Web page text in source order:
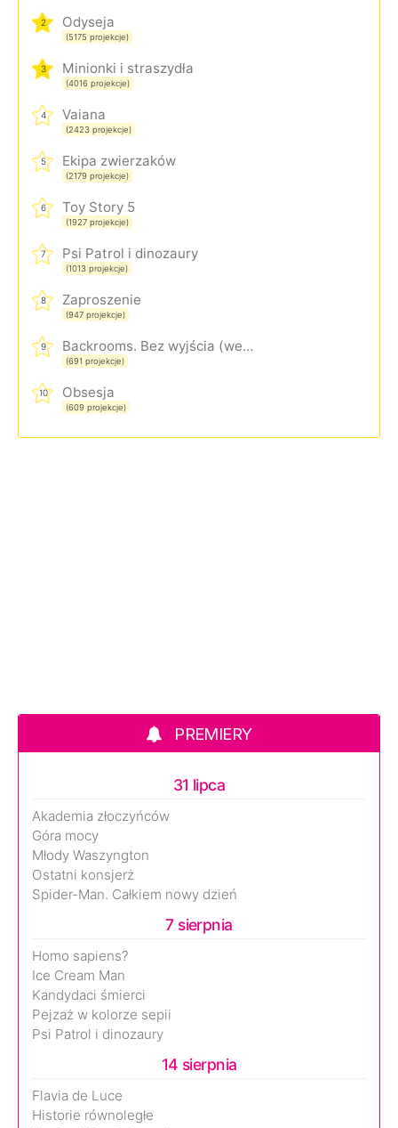
2 Odyseja
(5175 projekcje)
3 Minionki i straszydła
(4016 projekcje)
4 Vaiana
(2423 projekcje)
5 Ekipa zwierzaków
(2179 projekcje)
6 Toy Story 5
(1927 projekcje)
7 Psi Patrol i dinozaury
(1013 projekcje)
8 Zaproszenie
(947 projekcje)
9 Backrooms. Bez wyjścia (wersja rozszerzona)
(691 projekcje)
10 Obsesja
(609 projekcje)
PREMIERY
31 lipca
Akademia złoczyńców
Góra mocy
Młody Waszyngton
Ostatni konsjerż
Spider-Man. Całkiem nowy dzień
7 sierpnia
Homo sapiens?
Ice Cream Man
Kandydaci śmierci
Pejzaż w kolorze sepii
Psi Patrol i dinozaury
14 sierpnia
Flavia de Luce
Historie równoległe